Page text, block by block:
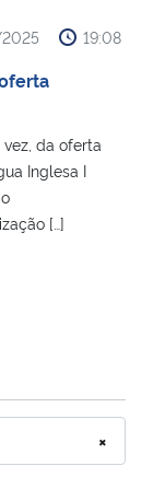
19:08
da oferta
Inglesa I
[…]
×